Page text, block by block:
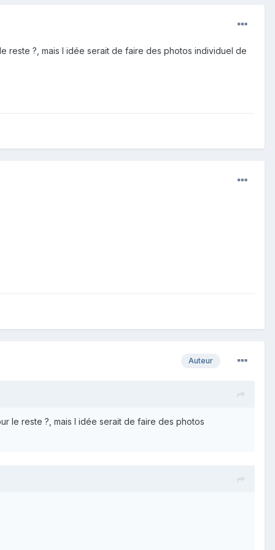
reste ?, mais l idée serait de faire des photos individuel de
Auteur
le reste ?, mais l idée serait de faire des photos